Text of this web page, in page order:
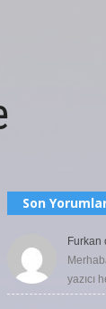
Son
Furkan
yazıcı